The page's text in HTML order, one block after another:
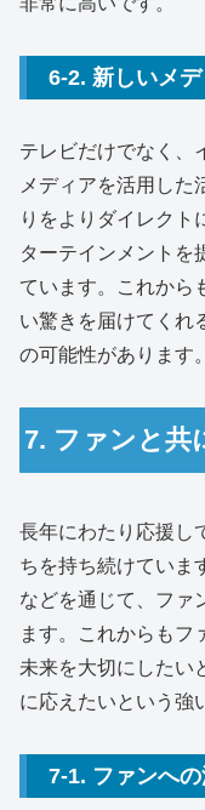
6-2. 新しいメ
テレビだけでなく、
メディアを活用した
りをよりダイレクト
ターテインメントを
ています。これから
い驚きを届けてくれ
の可能性があります。
7. ファンと共
長年にわたり応援し
ちを持ち続けていま
などを通じて、ファ
ます。これからもフ
未来を大切にしたい
に応えたいという強
7-1. ファンへ